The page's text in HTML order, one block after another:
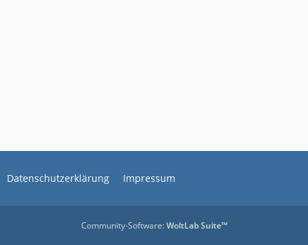
Datenschutzerklärung Impressum
Community-Software:WoltLab Suite™